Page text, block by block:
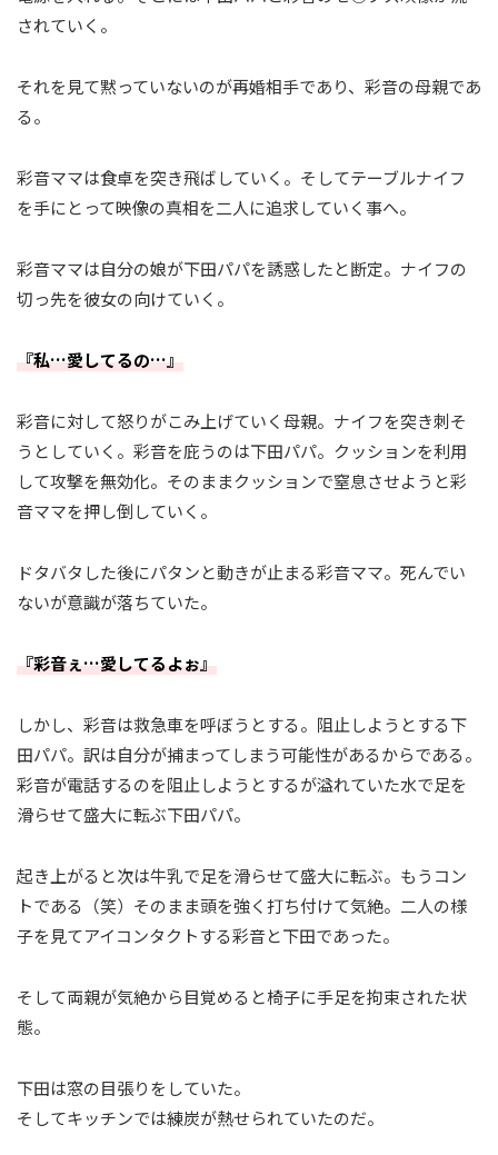
されていく。
それを見て黙っていないのが再婚相手であり、彩音の母親であ
る。
彩音ママは食卓を突き飛ばしていく。そしてテーブルナイフ
を手にとって映像の真相を二人に追求していく事へ。
彩音ママは自分の娘が下田パパを誘惑したと断定。ナイフの
切っ先を彼女の向けていく。
『私…愛してるの…』
彩音に対して怒りがこみ上げていく母親。ナイフを突き刺そ
うとしていく。彩音を庇うのは下田パパ。クッションを利用
して攻撃を無効化。そのままクッションで窒息させようと彩
音ママを押し倒していく。
ドタバタした後にパタンと動きが止まる彩音ママ。死んでい
ないが意識が落ちていた。
『彩音ぇ…愛してるよぉ』
しかし、彩音は救急車を呼ぼうとする。阻止しようとする下
田パパ。訳は自分が捕まってしまう可能性があるからである。
彩音が電話するのを阻止しようとするが溢れていた水で足を
滑らせて盛大に転ぶ下田パパ。
起き上がると次は牛乳で足を滑らせて盛大に転ぶ。もうコン
トである（笑）そのまま頭を強く打ち付けて気絶。二人の様
子を見てアイコンタクトする彩音と下田であった。
そして両親が気絶から目覚めると椅子に手足を拘束された状
態。
下田は窓の目張りをしていた。
そしてキッチンでは練炭が熱せられていたのだ。